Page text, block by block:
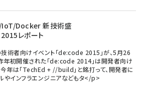
Docker 新技術盛
レポート
術者向けイベント「de:code 2015」が、5月26
年初開催された「de:code 2014」は開発者向け
年は「TechEd + //build」と銘打って、開発者に
やインフラエンジニアなどもタ</p>